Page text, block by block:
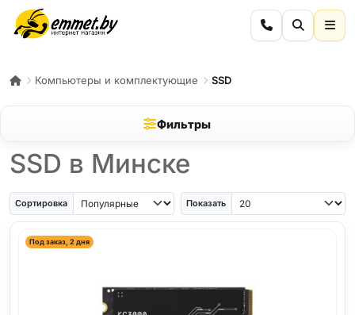
Компьютеры и комплектующие SSD
Фильтры
SSD в Минске
Сортировка Показать
Под заказ, 2 дня